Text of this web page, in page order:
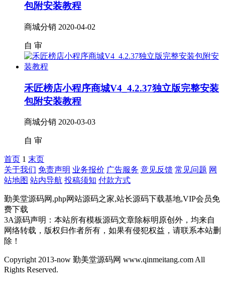
包附安装教程
商城分销 2020-04-02
自 审
禾匠榜店小程序商城V4_4.2.37独立版完整安装
包附安装教程
商城分销 2020-03-03
自 审
首页 1 末页
关于我们 免责声明 业务报价 广告服务 意见反馈 常见问题 网
站地图 站内导航 投稿须知 付款方式
勤美堂源码网,php网站源码之家,站长源码下载基地,VIP会员免
费下载
3A源码声明：本站所有模板源码文章除标明原创外，均来自
网络转载，版权归作者所有，如果有侵犯权益，请联系本站删
除！
Copyright 2013-now 勤美堂源码网 www.qinmeitang.com All
Rights Reserved.